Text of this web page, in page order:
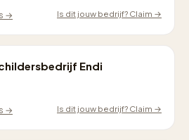
→ Is dit jouw bedrijf? Claim →
Endi
→ Is dit jouw bedrijf? Claim →